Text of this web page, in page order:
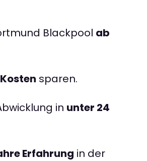
Blackpool ab
sparen.
in unter 24
Erfahrung in der